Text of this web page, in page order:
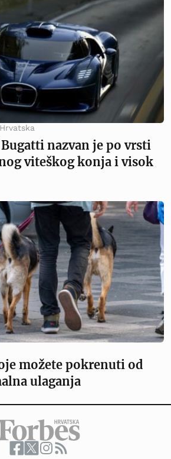
nazvan je po vrsti
viteškog konja i visok
možete pokrenuti od
ulaganja